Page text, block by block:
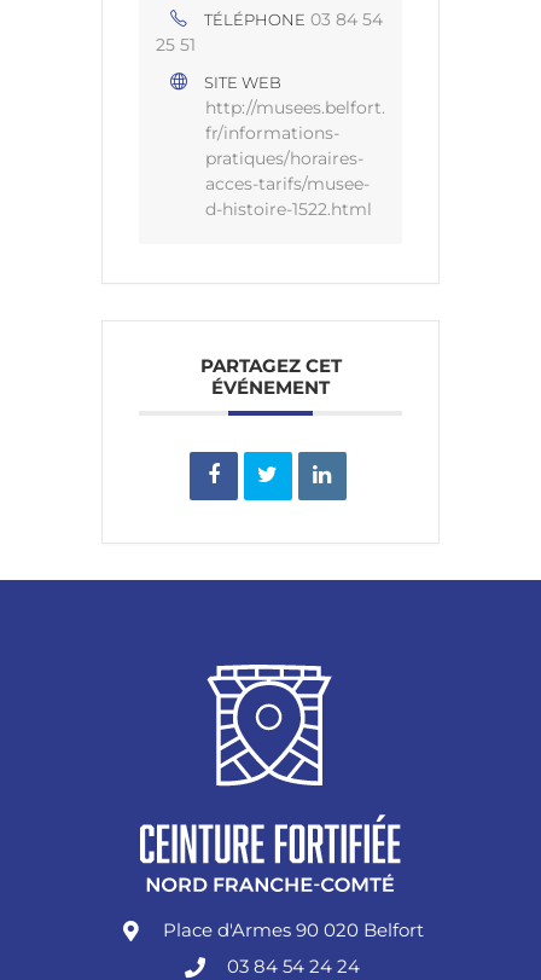
TÉLÉPHONE 03 84 54
25 51
SITE WEB
http://musees.belfort.
fr/informations-
pratiques/horaires-
acces-tarifs/musee-
d-histoire-1522.html
PARTAGEZ CET
ÉVÉNEMENT
Place d'Armes 90 020 Belfort
03 84 54 24 24